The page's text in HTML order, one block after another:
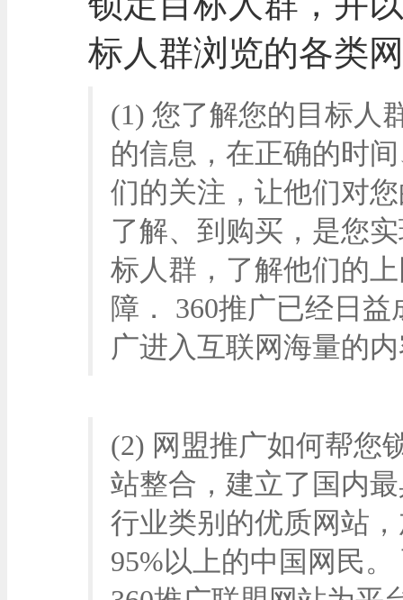
标人群浏览的各类
(1) 您了解您的目标人
的信息，在正确的时
们的关注，让他们对
了解、到购买，是您
标人群，了解他们的
障． 360推广已经日
广进入互联网海量的
(2) 网盟推广如何帮您
站整合，建立了国内
行业类别的优质网站
95%以上的中国网民